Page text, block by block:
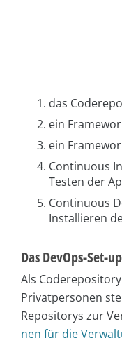
das
ein
ein
Continuous
Testen der
Continuous
Installieren
Das DevOps-Set-
Als
Privatpersonen
Repositorys zur
nen für die